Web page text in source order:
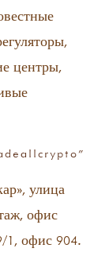
центры,
улица
офис
1, офис 904.